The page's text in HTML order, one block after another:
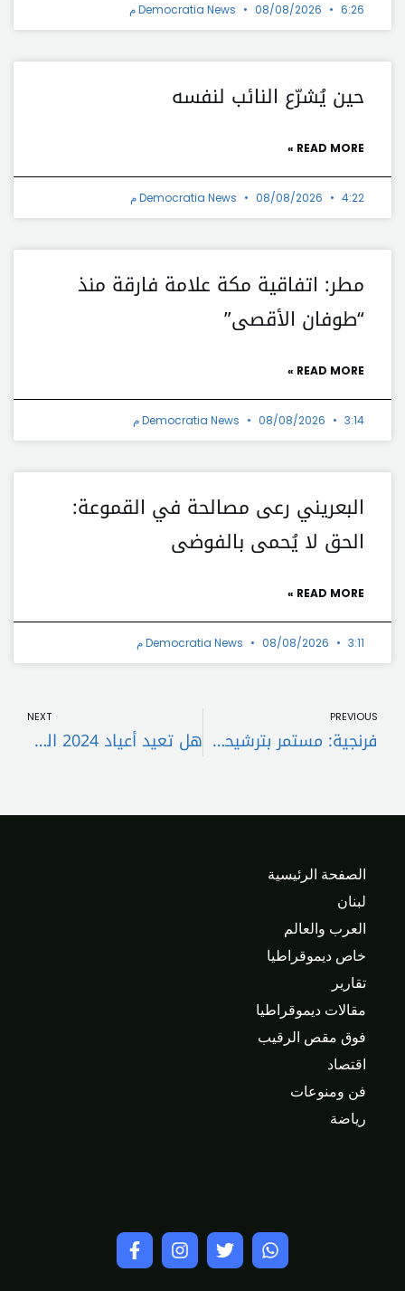
Democratia News 08/08/2026 6:26 م
حين يُشرّع النائب لنفسه
READ MORE »
Democratia News 08/08/2026 4:22 م
مطر: اتفاقية مكة علامة فارقة منذ
“طوفان الأقصى”
READ MORE »
Democratia News 08/08/2026 3:14 م
البعريني رعى مصالحة في القموعة:
الحق لا يُحمى بالفوضى
READ MORE »
Democratia News 08/08/2026 3:11 م
PREVIOUS
فرنجية: مستمر بترشيحي… ونريد إسمًا وازنًا على مستوى المرحلة
NEXT
هل تعيد أعياد 2024 الحياة إلى السياحة في لبنان؟
الصفحة الرئيسية
لبنان
العرب والعالم
خاص ديموقراطيا
تقارير
مقالات ديموقراطيا
فوق مقص الرقيب
اقتصاد
فن ومنوعات
رياضة